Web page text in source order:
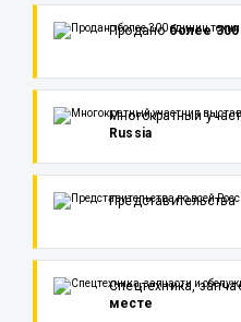
Проданоболее
Многократный
Russia
Представительства
Спецтехника,
месте